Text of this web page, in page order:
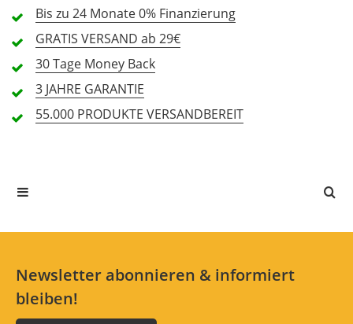
2 Sterne
1 Sterne
Alle Sprachen
Bis zu 24 Monate0% Finanzierung
GRATIS VERSAND ab 29€
30 Tage Money Back
3 JAHRE GARANTIE
55.000 PRODUKTE VERSANDBEREIT
Newsletter abonnieren & informiert
bleiben!